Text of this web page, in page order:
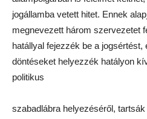
jogállamba vetett hitet. Ennek
megnevezett három szervezetet
hatállyal fejezzék be a
döntéseket helyezzék hatályon
politikus
szabadlábra helyezéséről,